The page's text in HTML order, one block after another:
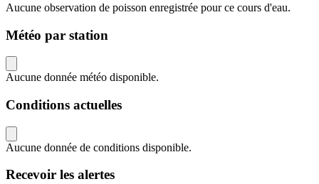
Aucune observation de poisson enregistrée pour ce cours d'eau.
Météo par station
Aucune donnée météo disponible.
Conditions actuelles
Aucune donnée de conditions disponible.
Recevoir les alertes